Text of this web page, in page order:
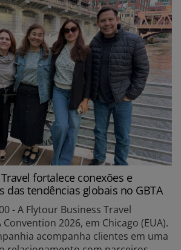
fortalece conexões e
das tendências globais no GBTA
- A Flytour Business Travel
2026, em Chicago (EUA).
acompanha clientes em uma